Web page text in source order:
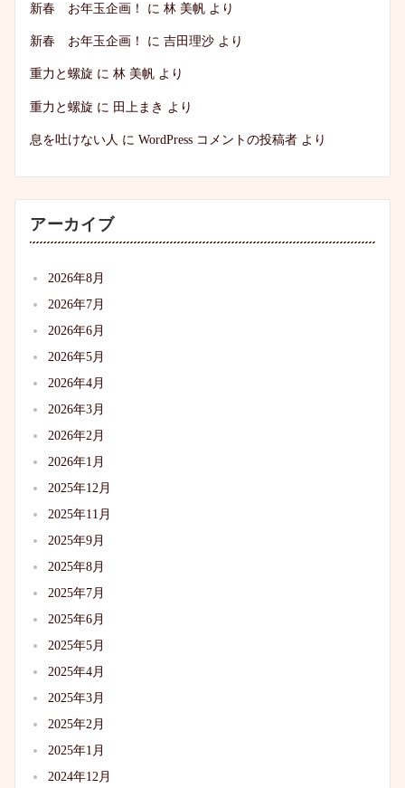
新春 お年玉企画！ に 林 美帆 より
新春 お年玉企画！ に 吉田理沙 より
重力と螺旋 に 林 美帆 より
重力と螺旋 に 田上まき より
息を吐けない人 に WordPress コメントの投稿者 より
アーカイブ
2026年8月
2026年7月
2026年6月
2026年5月
2026年4月
2026年3月
2026年2月
2026年1月
2025年12月
2025年11月
2025年9月
2025年8月
2025年7月
2025年6月
2025年5月
2025年4月
2025年3月
2025年2月
2025年1月
2024年12月